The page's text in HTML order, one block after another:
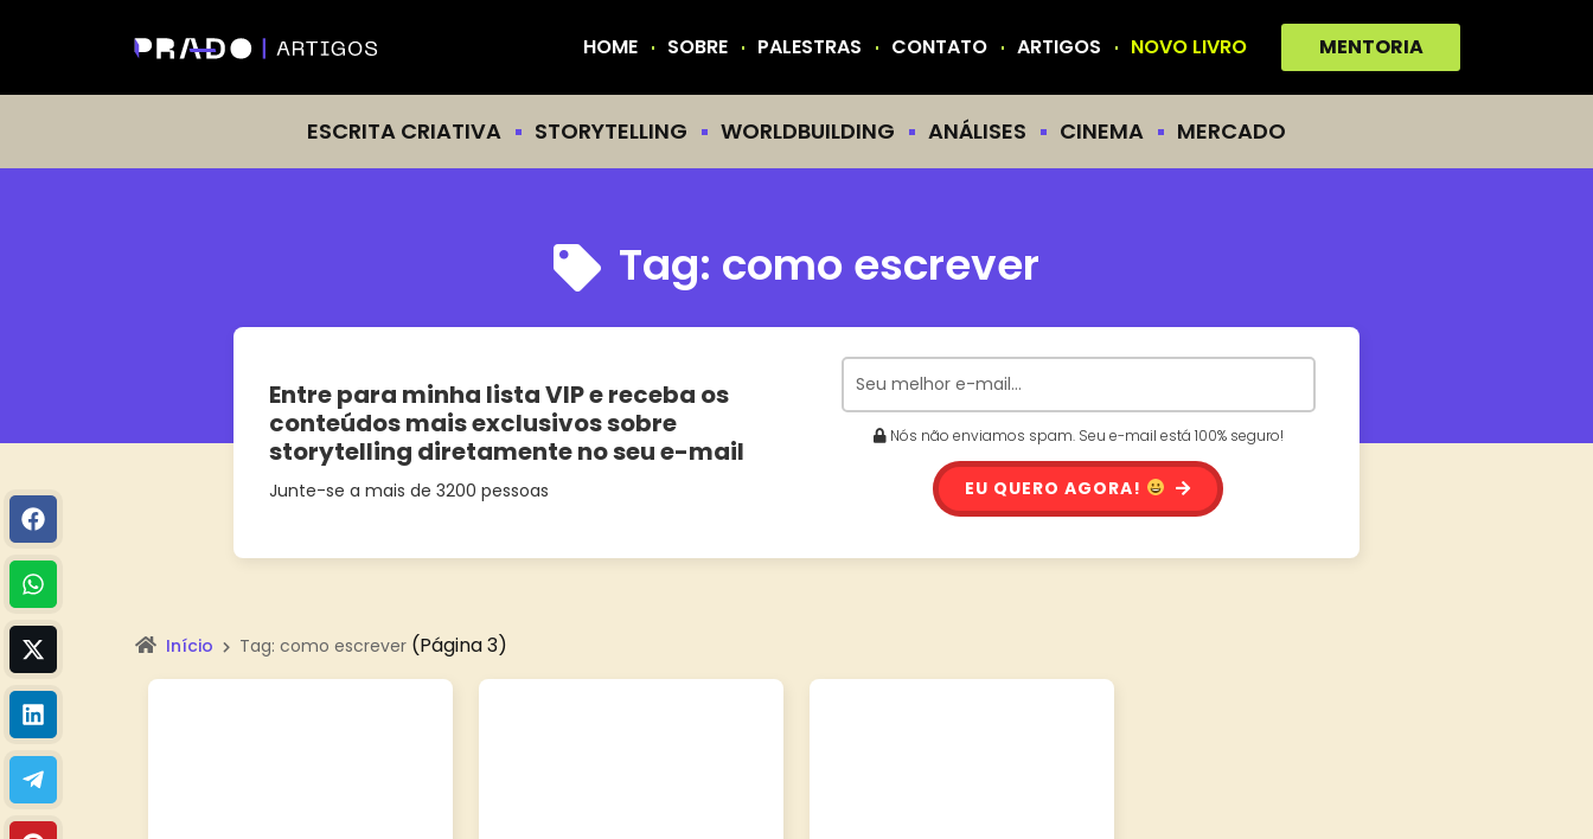
HOME SOBRE PALESTRAS CONTATO ARTIGOS NOVO LIVRO MENTORIA
ESCRITA CRIATIVA STORYTELLING WORLDBUILDING ANÁLISES CINEMA MERCADO
Tag: como escrever
Entre para minha lista VIP e receba os
conteúdos mais exclusivos sobre
storytelling diretamente no seu e-mail
Junte-se a mais de 3200 pessoas
Nós não enviamos spam. Seu e-mail está 100% seguro!
EU QUERO AGORA!
Início Tag: como escrever (Página 3)